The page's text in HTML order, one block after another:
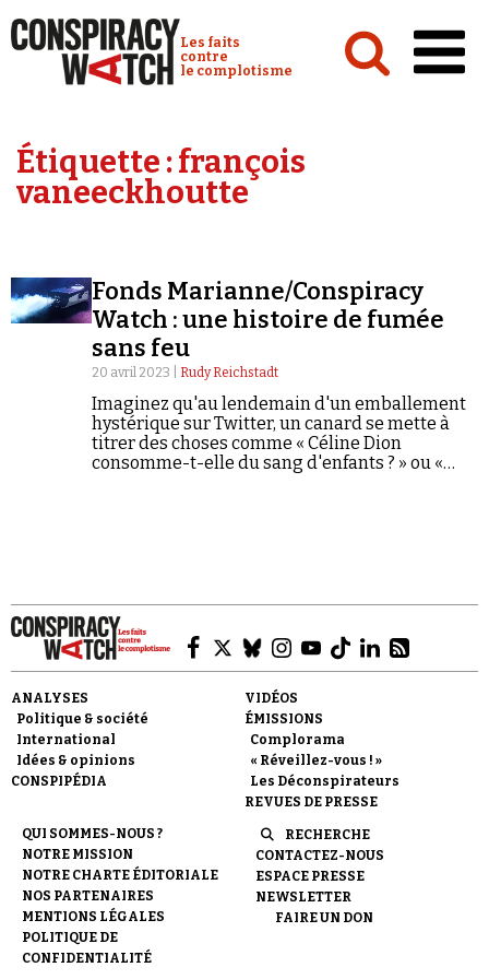
Conspiracy Watch :
Les faits
contre
le complotisme
Analyses
Émissions
Revues de presse
Faire un don
Étiquette :françois
vaneeckhoutte
Fonds Marianne/Conspiracy
Watch : une histoire de fumée
sans feu
20 avril 2023 | Rudy Reichstadt
Imaginez qu'au lendemain d'un emballement
hystérique sur Twitter, un canard se mette à
titrer des choses comme « Céline Dion
consomme-t-elle du sang d'enfants ? » ou «
ANALYSES
Politique & société
International
Idées & opinions
CONSPIPÉDIA
VIDÉOS
ÉMISSIONS
Complorama
« Réveillez-vous ! »
Les Déconspirateurs
REVUES DE PRESSE
QUI SOMMES-NOUS ?
NOTRE MISSION
NOTRE CHARTE ÉDITORIALE
NOS PARTENAIRES
MENTIONS LÉGALES
POLITIQUE DE
CONFIDENTIALITÉ
RECHERCHE
CONTACTEZ-NOUS
ESPACE PRESSE
NEWSLETTER
FAIRE UN DON